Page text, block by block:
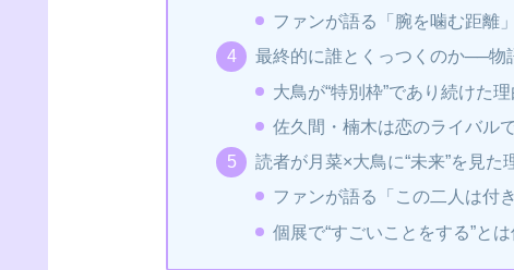
ファンが語る「腕を噛む距離
最終的に誰とくっつくのか──物
大鳥が“特別枠”であり続けた
佐久間・楠木は恋のライバル
読者が月菜×大鳥に“未来”を見
ファンが語る「この二人は付
個展で“すごいことをする”と